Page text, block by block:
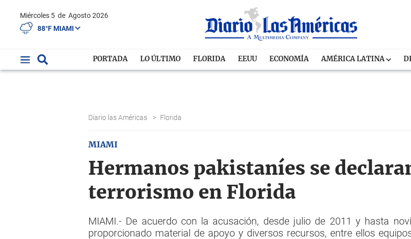
Miércoles 5 de Agosto 2026
88°F MIAMI
PORTADA LO ÚLTIMO FLORIDA EEUU ECONOMÍA AMÉRICA LATINA
Diario las Américas > Florida
MIAMI
Hermanos pakistaníes se
terrorismo en Florida
MIAMI.- De acuerdo con la acusación, desde julio de 2011 y hasta
proporcionado material de apoyo y diversos recursos, entre ellos